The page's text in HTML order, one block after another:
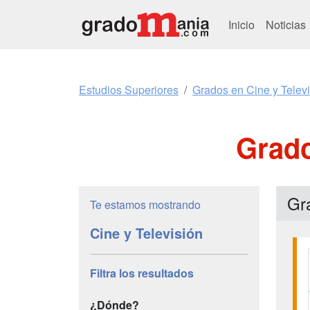
Inicio Noticias
Estudios Superiores Grados en Cine y
Te estamos mostrando
Cine y Televisión
Filtra los resultados
¿Dónde?